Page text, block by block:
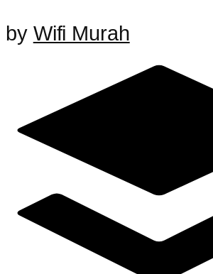
by Wifi Murah